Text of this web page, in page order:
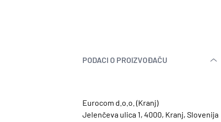
PODACI O PROIZVOĐAČU
Eurocom d.o.o. (Kranj)
Jelenčeva ulica 1, 4000, Kranj, Slovenija